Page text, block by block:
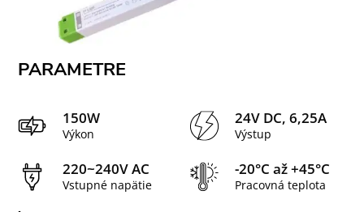
PARAMETRE
150W
Výkon
24V DC, 6,25A
Výstup
220~240V AC
Vstupné napätie
-20°C až +45°C
Pracovná teplota